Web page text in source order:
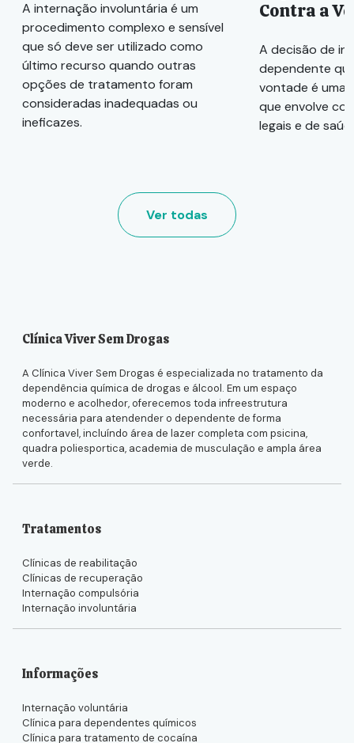
A internação involuntária é um
procedimento complexo e sensível
que só deve ser utilizado como
último recurso quando outras
opções de tratamento foram
consideradas inadequadas ou
ineficazes.
Contra a
A decisão de
dependente
vontade é uma
que envolve
legais e de
Ver todas
Clínica Viver Sem Drogas
A Clínica Viver Sem Drogas é especializada no tratamento da
dependência química de drogas e álcool. Em um espaço
moderno e acolhedor, oferecemos toda infreestrutura
necessária para atendender o dependente de forma
confortavel, incluíndo área de lazer completa com psicina,
quadra poliesportica, academia de musculação e ampla área
verde.
Tratamentos
Clínicas de reabilitação
Clínicas de recuperação
Internação compulsória
Internação involuntária
Informações
Internação voluntária
Clínica para dependentes químicos
Clínica para tratamento de cocaína